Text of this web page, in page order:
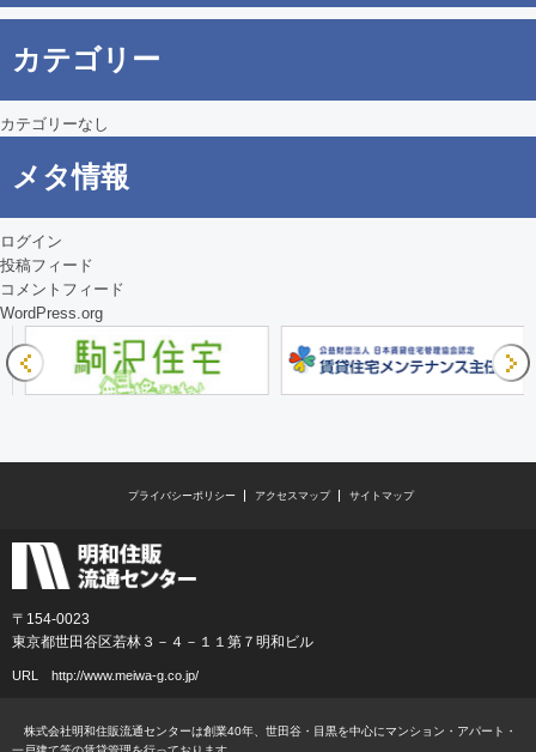
シ
ョ
ン
カテゴリー
カテゴリーなし
メタ情報
ログイン
投稿フィード
コメントフィード
WordPress.org
プライバシーポリシー アクセスマップ サイトマップ
〒154-0023
東京都世田谷区若林３－４－１１第７明和ビル
URL http://www.meiwa-g.co.jp/
株式会社明和住販流通センターは創業40年、世田谷・目黒を中心にマンション・アパート・